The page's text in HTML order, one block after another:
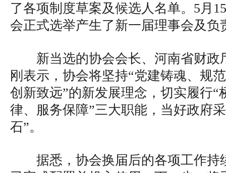
了各项制度草案及候选人名单。5月
会正式选举产生了新一届理事会及负
新当选的协会会长、河南省财政
刚表示，协会将坚持“党建铸魂、规
创新致远”的新发展理念，切实履行“
律、服务保障”三大职能，当好政府
石”。
据悉，协会换届后的各项工作持